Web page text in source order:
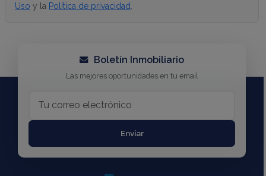
Uso y la Política de privacidad
Boletín Inmobiliario
Las mejores oportunidades en tu email
Enviar